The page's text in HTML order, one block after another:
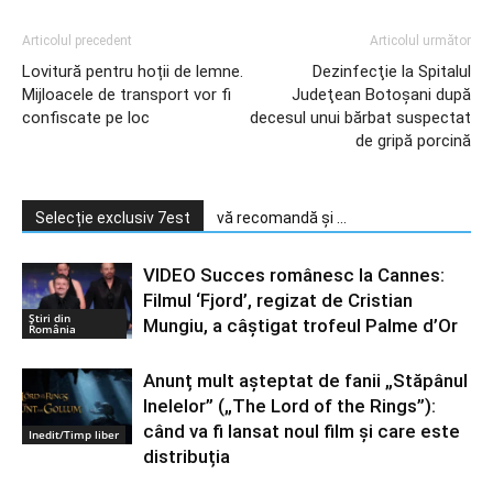
Articolul precedent
Lovitură pentru hoții de lemne.
Mijloacele de transport vor fi
confiscate pe loc
Articolul următor
Dezinfecţie la Spitalul
Judeţean Botoșani după
decesul unui bărbat suspectat
de gripă porcină
Selecție exclusiv 7est vă recomandă și ...
Știri din
România
VIDEO Succes românesc la Cannes:
Filmul ‘Fjord’, regizat de Cristian
Mungiu, a câştigat trofeul Palme d’Or
Inedit/Timp liber
Anunț mult așteptat de fanii „Stăpânul
Inelelor” („The Lord of the Rings”):
când va fi lansat noul film și care este
distribuția